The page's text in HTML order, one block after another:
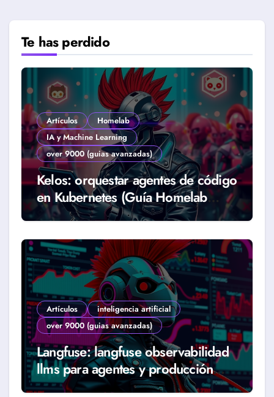
Te has perdido
Artículos
Homelab
IA y Machine Learning
over 9000 (guias avanzadas)
Kelos: orquestar agentes de código
en Kubernetes (Guía Homelab
2026)
Artículos
inteligencia artificial
over 9000 (guias avanzadas)
Langfuse: langfuse observabilidad
llms para agentes y producción
real (Guía 2026)